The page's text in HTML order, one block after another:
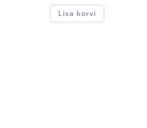
Lisa korvi